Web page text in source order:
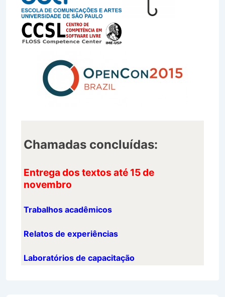
Chamadas concluídas:
Entrega dos textos até 15 de
novembro
Trabalhos acadêmicos
Relatos de experiências
Laboratórios de capacitação